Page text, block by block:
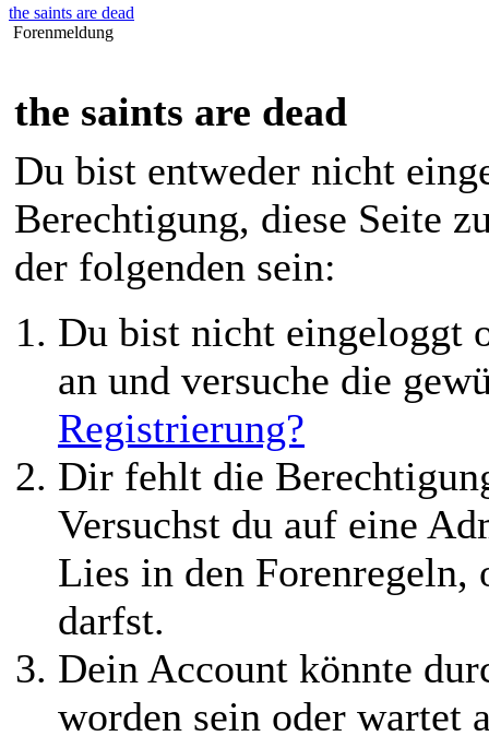
the saints are dead
Forenmeldung
the saints are dead
Du bist entweder nicht
Berechtigung, diese Seite
der folgenden sein:
Du bist nicht eingeloggt
an und versuche die
Registrierung?
Dir fehlt die
Versuchst du auf eine
Lies in den Forenregeln,
darfst.
Dein Account könnte
worden sein oder wartet